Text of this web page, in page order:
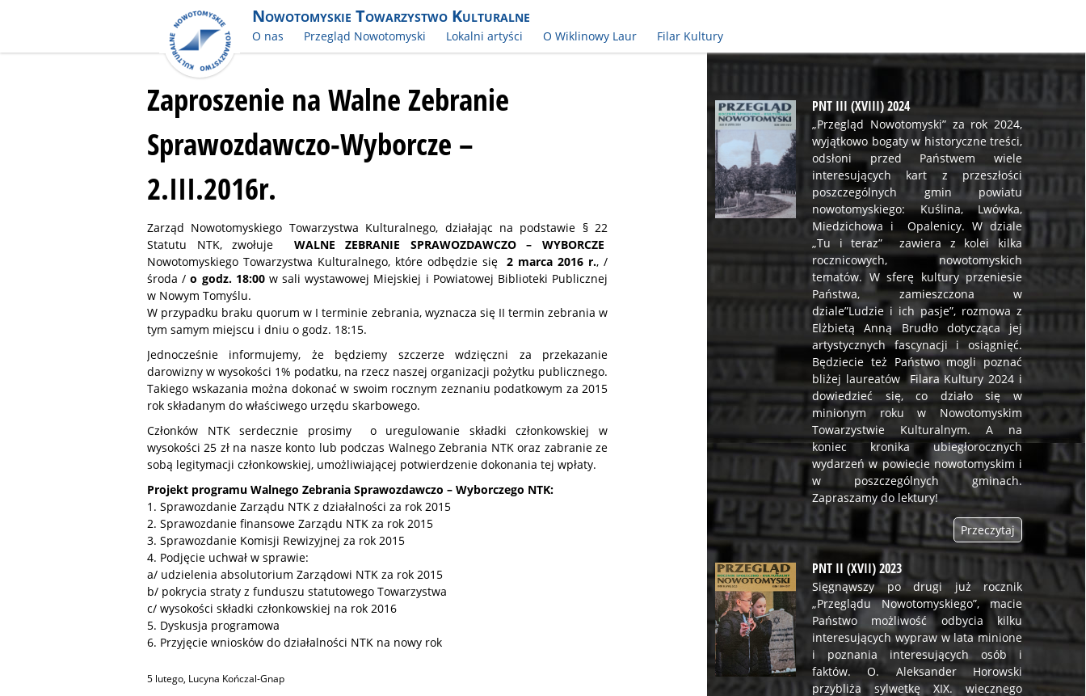
Nowotomyskie Towarzystwo Kulturalne
O nas Przegląd Nowotomyski Lokalni artyści O Wiklinowy Laur Filar Kultury
Zaproszenie na Walne Zebranie
Sprawozdawczo-Wyborcze –
2.III.2016r.
Zarząd Nowotomyskiego Towarzystwa Kulturalnego, działając na podstawie § 22
Statutu NTK, zwołuje WALNE ZEBRANIE SPRAWOZDAWCZO – WYBORCZE
Nowotomyskiego Towarzystwa Kulturalnego, które odbędzie się 2 marca 2016 r., /
środa /o godz. 18:00w sali wystawowej Miejskiej i Powiatowej Biblioteki Publicznej
w Nowym Tomyślu.
W przypadku braku quorum w I terminie zebrania, wyznacza się II termin zebrania w
tym samym miejscu i dniu o godz. 18:15.
Jednocześnie informujemy, że będziemy szczerze wdzięczni za przekazanie
darowizny w wysokości 1% podatku, na rzecz naszej organizacji pożytku publicznego.
Takiego wskazania można dokonać w swoim rocznym zeznaniu podatkowym za 2015
rok składanym do właściwego urzędu skarbowego.
Członków NTK serdecznie prosimy o uregulowanie składki członkowskiej w
wysokości 25 zł na nasze konto lub podczas Walnego Zebrania NTK oraz zabranie ze
sobą legitymacji członkowskiej, umożliwiającej potwierdzenie dokonania tej wpłaty.
Projekt programu Walnego Zebrania Sprawozdawczo – Wyborczego NTK:
1. Sprawozdanie Zarządu NTK z działalności za rok 2015
2. Sprawozdanie finansowe Zarządu NTK za rok 2015
3. Sprawozdanie Komisji Rewizyjnej za rok 2015
4. Podjęcie uchwał w sprawie:
a/ udzielenia absolutorium Zarządowi NTK za rok 2015
b/ pokrycia straty z funduszu statutowego Towarzystwa
c/ wysokości składki członkowskiej na rok 2016
5. Dyskusja programowa
6. Przyjęcie wniosków do działalności NTK na nowy rok
5 lutego, Lucyna Kończal-Gnap
PNT III (XVIII) 2024
„Przegląd Nowotomyski” za rok 2024,
wyjątkowo bogaty w historyczne treści,
odsłoni przed Państwem wiele
interesujących kart z przeszłości
poszczególnych gmin powiatu
nowotomyskiego: Kuślina, Lwówka,
Miedzichowa i Opalenicy. W dziale
„Tu i teraz” zawiera z kolei kilka
rocznicowych, nowotomyskich
tematów. W sferę kultury przeniesie
Państwa, zamieszczona w
dziale”Ludzie i ich pasje”, rozmowa z
Elżbietą Anną Brudło dotycząca jej
artystycznych fascynacji i osiągnięć.
Będziecie też Państwo mogli poznać
bliżej laureatów Filara Kultury 2024 i
dowiedzieć się, co działo się w
minionym roku w Nowotomyskim
Towarzystwie Kulturalnym. A na
koniec kronika ubiegłorocznych
wydarzeń w powiecie nowotomyskim i
w poszczególnych gminach.
Zapraszamy do lektury!
Przeczytaj
PNT II (XVII) 2023
Sięgnąwszy po drugi już rocznik
„Przeglądu Nowotomyskiego”, macie
Państwo możliwość odbycia kilku
interesujących wypraw w lata minione
i poznania interesujących osób i
faktów. O. Aleksander Horowski
przybliża sylwetkę XIX. wiecznego